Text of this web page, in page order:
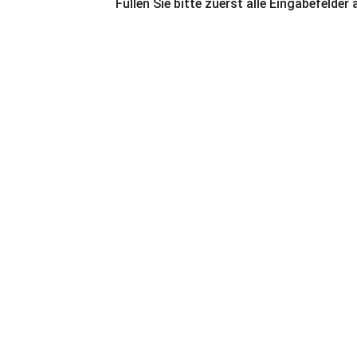
Füllen Sie bitte zuerst alle Eingabefelder